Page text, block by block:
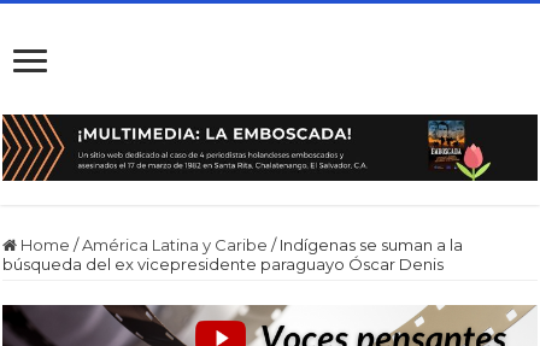
Home /América Latina y Caribe / Indígenas se suman a la
búsqueda del ex vicepresidente paraguayo Óscar Denis